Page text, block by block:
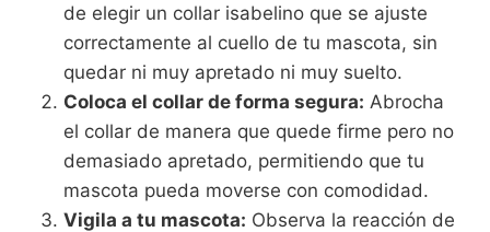
de elegir un collar isabelino que se ajuste
correctamente al cuello de tu mascota, sin
quedar ni muy apretado ni muy suelto.
Coloca el collar de forma segura: Abrocha
el collar de manera que quede firme pero no
demasiado apretado, permitiendo que tu
mascota pueda moverse con comodidad.
Vigila a tu mascota: Observa la reacción de